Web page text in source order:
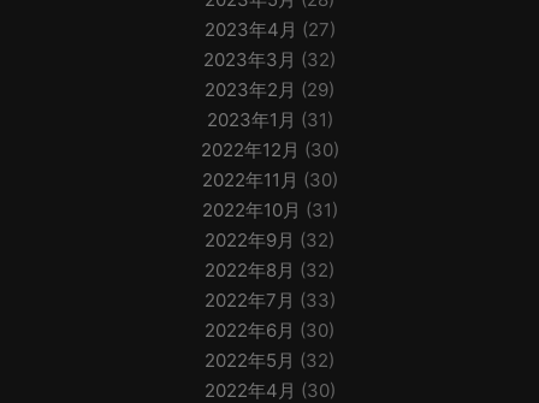
2023年4月 (27)
2023年3月 (32)
2023年2月 (29)
2023年1月 (31)
2022年12月 (30)
2022年11月 (30)
2022年10月 (31)
2022年9月 (32)
2022年8月 (32)
2022年7月 (33)
2022年6月 (30)
2022年5月 (32)
2022年4月 (30)